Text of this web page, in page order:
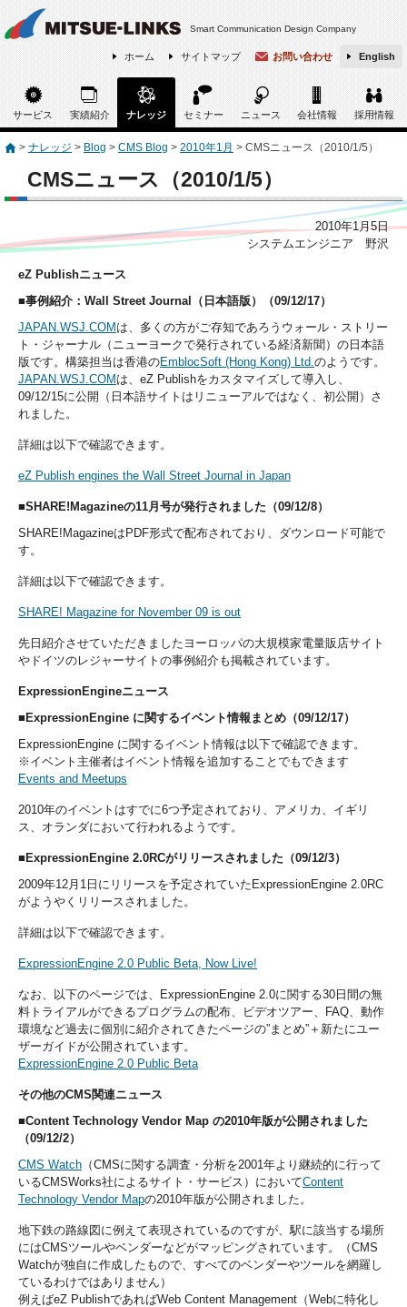
Smart Communication Design Company
ホーム サイトマップ お問い合わせ English
サービス 実績紹介 ナレッジ セミナー ニュース 会社情報 採用情報
> ナレッジ > Blog > CMS Blog > 2010年1月 > CMSニュース（2010/1/5）
CMSニュース（2010/1/5）
2010年1月5日
システムエンジニア 野沢
eZ Publishニュース
■事例紹介：Wall Street Journal（日本語版）（09/12/17）
JAPAN.WSJ.COM は、多くの方がご存知であろうウォール・ストリー
ト・ジャーナル（ニューヨークで発行されている経済新聞）の日本語
版です。構築担当は香港のEmblocSoft (Hong Kong) Ltd.のようです。
JAPAN.WSJ.COM は、eZ Publishをカスタマイズして導入し、
09/12/15に公開（日本語サイトはリニューアルではなく、初公開）さ
れました。
詳細は以下で確認できます。
eZ Publish engines the Wall Street Journal in Japan
■SHARE!Magazineの11月号が発行されました（09/12/8）
SHARE!MagazineはPDF形式で配布されており、ダウンロード可能で
す。
詳細は以下で確認できます。
SHARE! Magazine for November 09 is out
先日紹介させていただきましたヨーロッパの大規模家電量販店サイト
やドイツのレジャーサイトの事例紹介も掲載されています。
ExpressionEngineニュース
■ExpressionEngine に関するイベント情報まとめ（09/12/17）
ExpressionEngine に関するイベント情報は以下で確認できます。
※イベント主催者はイベント情報を追加することでもできます
Events and Meetups
2010年のイベントはすでに6つ予定されており、アメリカ、イギリ
ス、オランダにおいて行われるようです。
■ExpressionEngine 2.0RCがリリースされました（09/12/3）
2009年12月1日にリリースを予定されていたExpressionEngine 2.0RC
がようやくリリースされました。
詳細は以下で確認できます。
ExpressionEngine 2.0 Public Beta, Now Live!
なお、以下のページでは、ExpressionEngine 2.0に関する30日間の無
料トライアルができるプログラムの配布、ビデオツアー、FAQ、動作
環境など過去に個別に紹介されてきたページの”まとめ”＋新たにユー
ザーガイドが公開されています。
ExpressionEngine 2.0 Public Beta
その他のCMS関連ニュース
■Content Technology Vendor Map の2010年版が公開されました
（09/12/2）
CMS Watch （CMSに関する調査・分析を2001年より継続的に行って
いるCMSWorks社によるサイト・サービス）においてContent
Technology Vendor Mapの2010年版が公開されました。
地下鉄の路線図に例えて表現されているのですが、駅に該当する場所
にはCMSツールやベンダーなどがマッピングされています。（CMS
Watchが独自に作成したもので、すべてのベンダーやツールを網羅し
ているわけではありません）
例えばeZ PublishであればWeb Content Management（Webに特化し